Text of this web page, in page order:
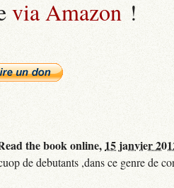
via Amazon !
the book online, 15 janvier
de debutants ,dans ce genre de